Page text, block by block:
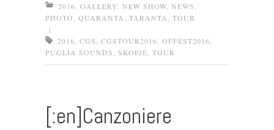
2016 GALLERY NEW SHOW NEWS
PHOTO
QUARANTA TARANTA
TOUR
|
2016 CGS CGSTOUR2016 OFFEST2016
PUGLIA SOUNDS
SKOPJE TOUR
[:en]Canzoniere